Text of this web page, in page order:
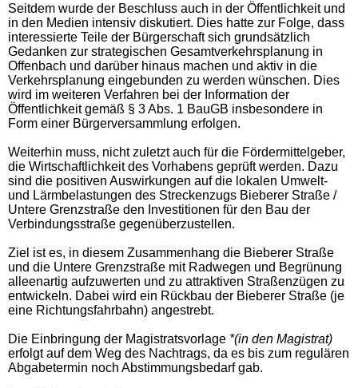
Seitdem wurde der Beschluss auch in der Öffentlichkeit und
in den Medien intensiv diskutiert. Dies hatte zur Folge, dass
interessierte Teile der Bürgerschaft sich grundsätzlich
Gedanken zur strategischen Gesamtverkehrsplanung in
Offenbach und darüber hinaus machen und aktiv in die
Verkehrsplanung eingebunden zu werden wünschen. Dies
wird im weiteren Verfahren bei der Information der
Öffentlichkeit gemäß § 3 Abs. 1 BauGB insbesondere in
Form einer Bürgerversammlung erfolgen.
Weiterhin muss, nicht zuletzt auch für die Fördermittelgeber,
die Wirtschaftlichkeit des Vorhabens geprüft werden. Dazu
sind die positiven Auswirkungen auf die lokalen Umwelt-
und Lärmbelastungen des Streckenzugs Bieberer Straße /
Untere Grenzstraße den Investitionen für den Bau der
Verbindungsstraße gegenüberzustellen.
Ziel ist es, in diesem Zusammenhang die Bieberer Straße
und die Untere Grenzstraße mit Radwegen und Begrünung
alleenartig aufzuwerten und zu attraktiven Straßenzügen zu
entwickeln. Dabei wird ein Rückbau der Bieberer Straße (je
eine Richtungsfahrbahn) angestrebt.
Die Einbringung der Magistratsvorlage *(in den Magistrat)
erfolgt auf dem Weg des Nachtrags, da es bis zum regulären
Abgabetermin noch Abstimmungsbedarf gab.